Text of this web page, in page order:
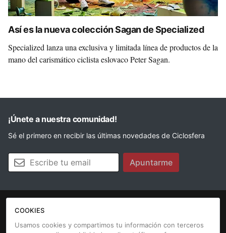
Así es la nueva colección Sagan de Specialized
Specialized lanza una exclusiva y limitada línea de productos de la
mano del carismático ciclista eslovaco Peter Sagan.
¡Únete a nuestra comunidad!
Sé el primero en recibir las últimas novedades de Ciclosfera
Tu email Apuntarme
La revista
COOKIES
Usamos cookies y compartimos tu información con terceros